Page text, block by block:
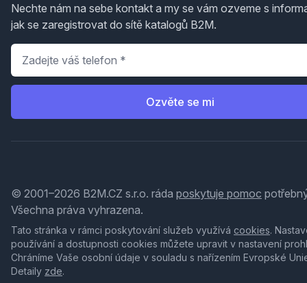
Nechte nám na sebe kontakt a my se vám ozveme s
jak se zaregistrovat do sítě katalogů B2M.
Telefon
Ozvěte se mi
© 2001–2026 B2M.CZ s.r.o. ráda poskytuje pomoc
Všechna práva vyhrazena.
Tato stránka v rámci poskytování služeb využívá cookies.
používání a dostupnosti cookies můžete upravit v nastavení
Chráníme Vaše osobní údaje v souladu s nařízením Evropské
Detaily zde.